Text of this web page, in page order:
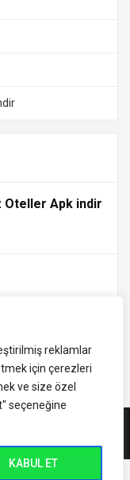
reklamlar
için çerezleri
ve size özel
seçeneğine
KABUL ET
Oteller Apk indir
En
eğitim
ve